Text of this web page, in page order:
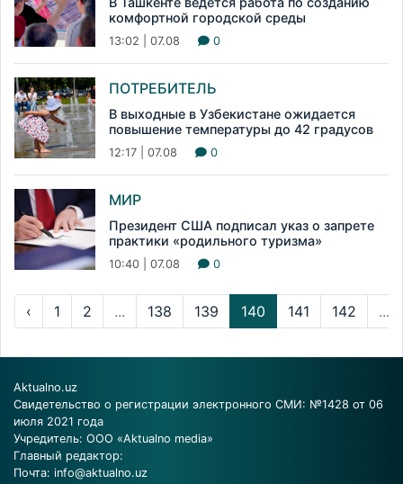
комфортной городской среды
13:02 | 07.08 0
ПОТРЕБИТЕЛЬ
В выходные в Узбекистане ожидается
повышение температуры до 42 градусов
12:17 | 07.08 0
МИР
Президент США подписал указ о запрете
практики «родильного туризма»
10:40 | 07.08 0
‹ 1 2 ... 138 139 140 141 142 ...
Aktualno.uz
Свидетельство о регистрации электронного СМИ: №1428 от 06
июля 2021 года
Учредитель: ООО «Aktualno media»
Главный редактор:
Почта: info@aktualno.uz